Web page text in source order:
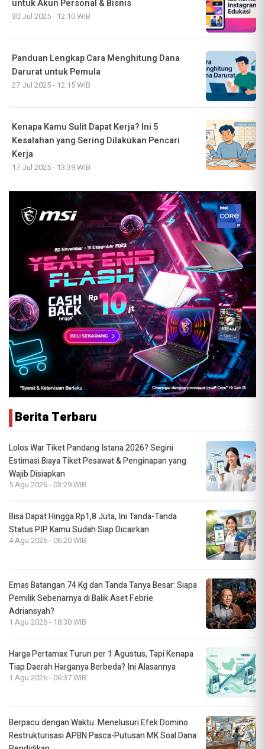
untuk Akun Personal & Bisnis
30 Jul 2025 - 12:10 WIB
Panduan Lengkap Cara Menghitung Dana
Darurat untuk Pemula
27 Jul 2025 - 12:15 WIB
Kenapa Kamu Sulit Dapat Kerja? Ini 5
Kesalahan yang Sering Dilakukan Pencari
Kerja
17 Jul 2025 - 13:39 WIB
Berita Terbaru
Lolos War Tiket Pandang Istana 2026? Segini
Estimasi Biaya Tiket Pesawat & Penginapan yang
Wajib Disiapkan
5 Agu 2026 - 03:29 WIB
Bisa Dapat Hingga Rp1,8 Juta, Ini Tanda-Tanda
Status PIP Kamu Sudah Siap Dicairkan
4 Agu 2026 - 06:20 WIB
Emas Batangan 74 Kg dan Tanda Tanya Besar: Siapa
Pemilik Sebenarnya di Balik Aset Febrie
Adriansyah?
1 Agu 2026 - 18:30 WIB
Harga Pertamax Turun per 1 Agustus, Tapi Kenapa
Tiap Daerah Harganya Berbeda? Ini Alasannya
1 Agu 2026 - 06:37 WIB
Berpacu dengan Waktu: Menelusuri Efek Domino
Restrukturisasi APBN Pasca-Putusan MK Soal Dana